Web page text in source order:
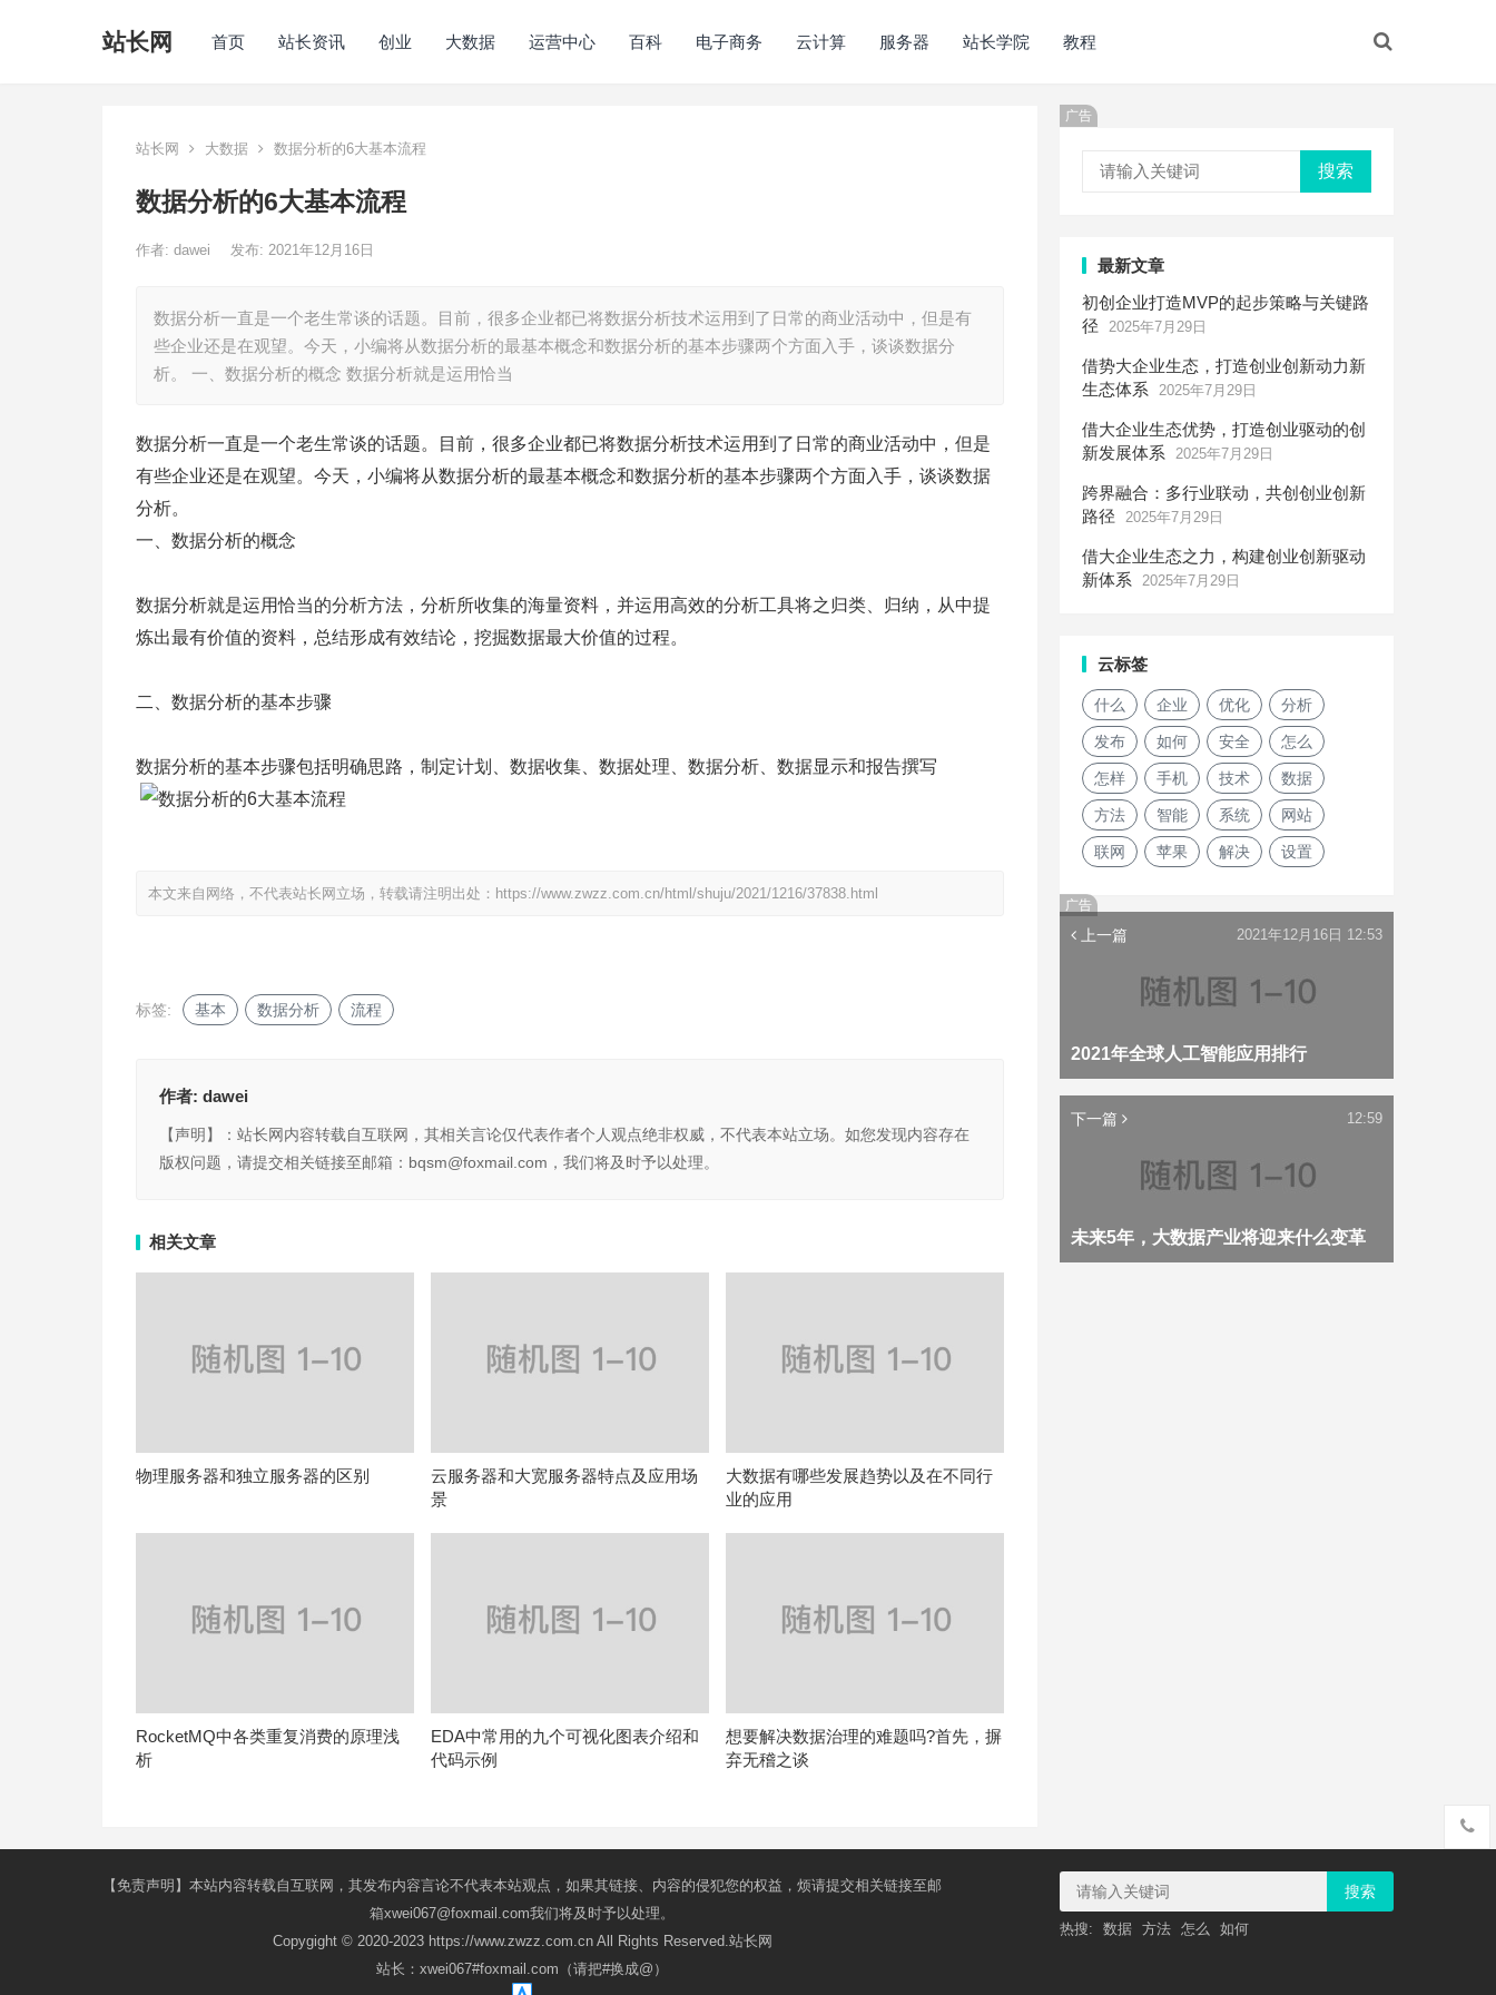
站长网 首页 站长资讯 创业 大数据 运营中心 百科 电子商务 云计算 服务器 站长学院 教程
站长网 大数据 数据分析的6大基本流程
数据分析的6大基本流程
作者: dawei 发布: 2021年12月16日
数据分析一直是一个老生常谈的话题。目前，很多企业都已将数据分析技术运用到了日常的商业活动中，但是有
些企业还是在观望。今天，小编将从数据分析的最基本概念和数据分析的基本步骤两个方面入手，谈谈数据分
析。 一、数据分析的概念 数据分析就是运用恰当
数据分析一直是一个老生常谈的话题。目前，很多企业都已将数据分析技术运用到了日常的商业活动中，但是
有些企业还是在观望。今天，小编将从数据分析的最基本概念和数据分析的基本步骤两个方面入手，谈谈数据
分析。
一、数据分析的概念
数据分析就是运用恰当的分析方法，分析所收集的海量资料，并运用高效的分析工具将之归类、归纳，从中提
炼出最有价值的资料，总结形成有效结论，挖掘数据最大价值的过程。
二、数据分析的基本步骤
数据分析的基本步骤包括明确思路，制定计划、数据收集、数据处理、数据分析、数据显示和报告撰写
本文来自网络，不代表站长网立场，转载请注明出处： https://www.zwzz.com.cn/html/shuju/2021/1216/37838.html
标签: 基本 数据分析 流程
作者: dawei
【声明】：站长网内容转载自互联网，其相关言论仅代表作者个人观点绝非权威，不代表本站立场。如您发现内容存在
版权问题，请提交相关链接至邮箱：bqsm@foxmail.com，我们将及时予以处理。
相关文章
物理服务器和独立服务器的区别
云服务器和大宽服务器特点及应用场
景
大数据有哪些发展趋势以及在不同行
业的应用
RocketMQ中各类重复消费的原理浅
析
EDA中常用的九个可视化图表介绍和
代码示例
想要解决数据治理的难题吗?首先，摒
弃无稽之谈
广告
搜索
最新文章
初创企业打造MVP的起步策略与关键路
径
2025年7月29日
借势大企业生态，打造创业创新动力新
生态体系
2025年7月29日
借大企业生态优势，打造创业驱动的创
新发展体系
2025年7月29日
跨界融合：多行业联动，共创创业创新
路径
2025年7月29日
借大企业生态之力，构建创业创新驱动
新体系
2025年7月29日
云标签
什么 企业 优化 分析
发布 如何 安全 怎么
怎样 手机 技术 数据
方法 智能 系统 网站
联网 苹果 解决 设置
广告
上一篇
2021年全球人工智能应用排行
2021年12月16日 12:53
下一篇
未来5年，大数据产业将迎来什么变革
12:59
【免责声明】本站内容转载自互联网，其发布内容言论不代表本站观点，如果其链接、内容的侵犯您的权益，烦请提交相关链接至邮
箱xwei067@foxmail.com我们将及时予以处理。
Copygight © 2020-2023 https://www.zwzz.com.cn All Rights Reserved.站长网
站长：xwei067#foxmail.com（请把#换成@）
搜索
热搜: 数据 方法 怎么 如何